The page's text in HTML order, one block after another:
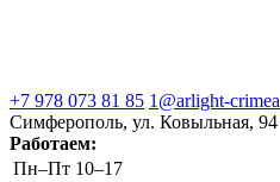
+7 978 073 81 85 1@arlight-
Симферополь, ул. Ковыльная, 94
Работаем:
Пн–Пт 10–17